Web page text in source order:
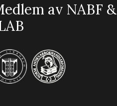
av NABF &